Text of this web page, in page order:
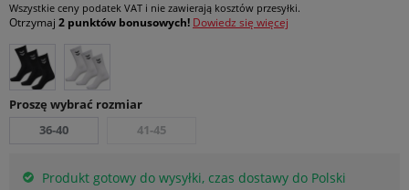
Wszystkie ceny podatek VAT i nie zawierają kosztów przesyłki.
Otrzymaj 2 punktów bonusowych! Dowiedz się więcej
Proszę wybrać rozmiar
36-40
41-45
Produkt gotowy do wysyłki, czas dostawy do Polski